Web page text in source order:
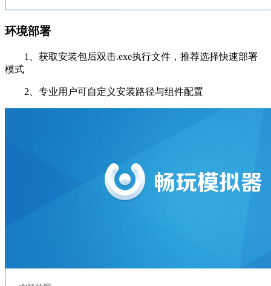
环境部署
1、获取安装包后双击.exe执行文件，推荐选择快速部署
模式
2、专业用户可自定义安装路径与组件配置